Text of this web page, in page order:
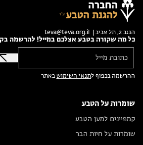
החברה
להגנת הטבע
הנגב 2, תל אביב | teva@teva.org.il
כל מה שקורה בטבע אצלכם במייל! להרשמה
ההרשמה בכפוף לתנאי השימושבאתר
שומרות על הטבע
קמפיינים למען הטבע
שומרות על חיות הבר